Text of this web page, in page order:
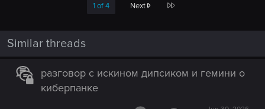
s
:
1 of 4 Next Last
Similar threads
разговор с искином дипсиком и гемини о
киберпанке